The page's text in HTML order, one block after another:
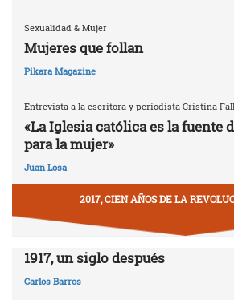
Sexualidad & Mujer
Mujeres que follan
Pikara Magazine
Entrevista a la escritora y periodista Cristina
«La Iglesia católica es la fuente
para la mujer»
Juan Losa
2017, CIEN AÑOS DE LA
1917, un siglo después
Carlos Barros